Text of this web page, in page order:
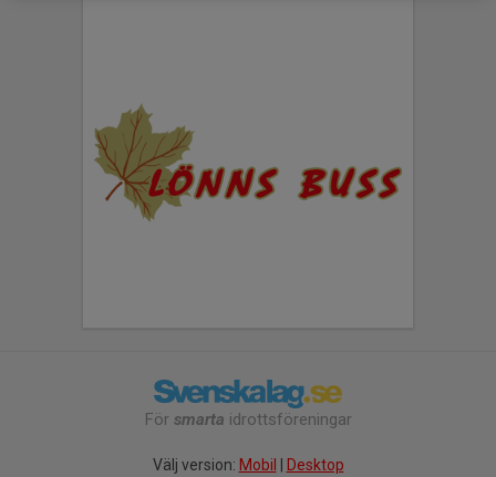
För smarta idrottsföreningar
Välj version: Mobil Desktop